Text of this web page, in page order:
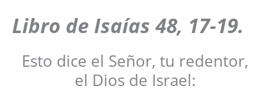
Libro de Isaías 48, 17-19.
Esto dice el Señor, tu redentor,
el Dios de Israel: